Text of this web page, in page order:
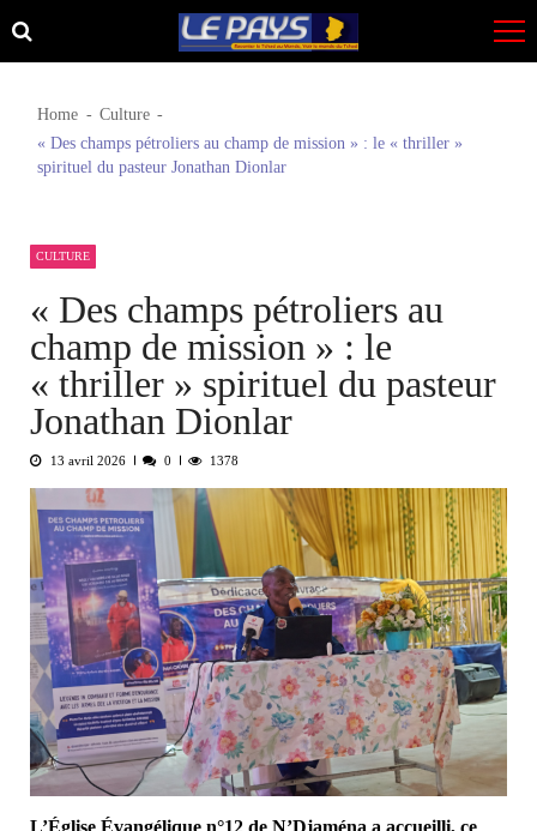
Skip
to
Skip
to
Home
Culture
« Des champs pétroliers au champ de mission » : le « thriller »
spirituel du pasteur Jonathan Dionlar
CULTURE
« Des champs pétroliers au
champ de mission » : le
« thriller » spirituel du pasteur
Jonathan Dionlar
13 avril 2026 0 1378
L’Église Évangélique n°12 de N’Djaména a accueilli, ce